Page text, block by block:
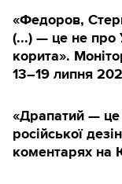
«Федоров,
(...) — це не про
корита».
13–19 липня
«Драпатий — це
російської
коментарях на